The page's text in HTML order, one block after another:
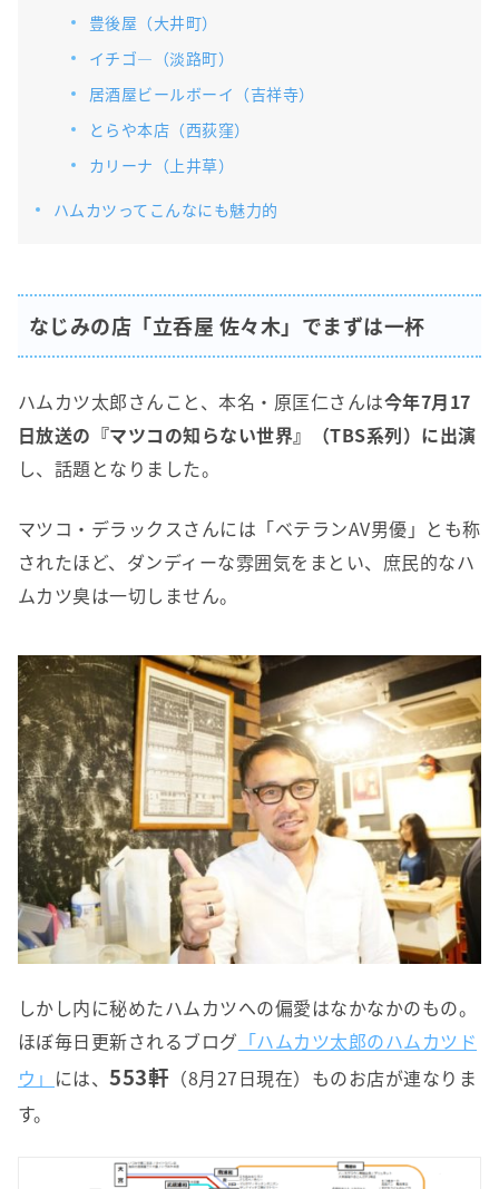
豊後屋（大井町）
イチゴ―（淡路町）
居酒屋ビールボーイ（吉祥寺）
とらや本店（西荻窪）
カリーナ（上井草）
ハムカツってこんなにも魅力的
なじみの店「立呑屋 佐々木」でまずは一杯
ハムカツ太郎さんこと、本名・原匡仁さんは今年7月17
日放送の『マツコの知らない世界』（TBS系列）に出演
し、話題となりました。
マツコ・デラックスさんには「ベテランAV男優」とも称
されたほど、ダンディーな雰囲気をまとい、庶民的なハ
ムカツ臭は一切しません。
しかし内に秘めたハムカツへの偏愛はなかなかのもの。
ほぼ毎日更新されるブログ 「ハムカツ太郎のハムカツド
ウ」 には、553軒 （8月27日現在）ものお店が連なりま
す。